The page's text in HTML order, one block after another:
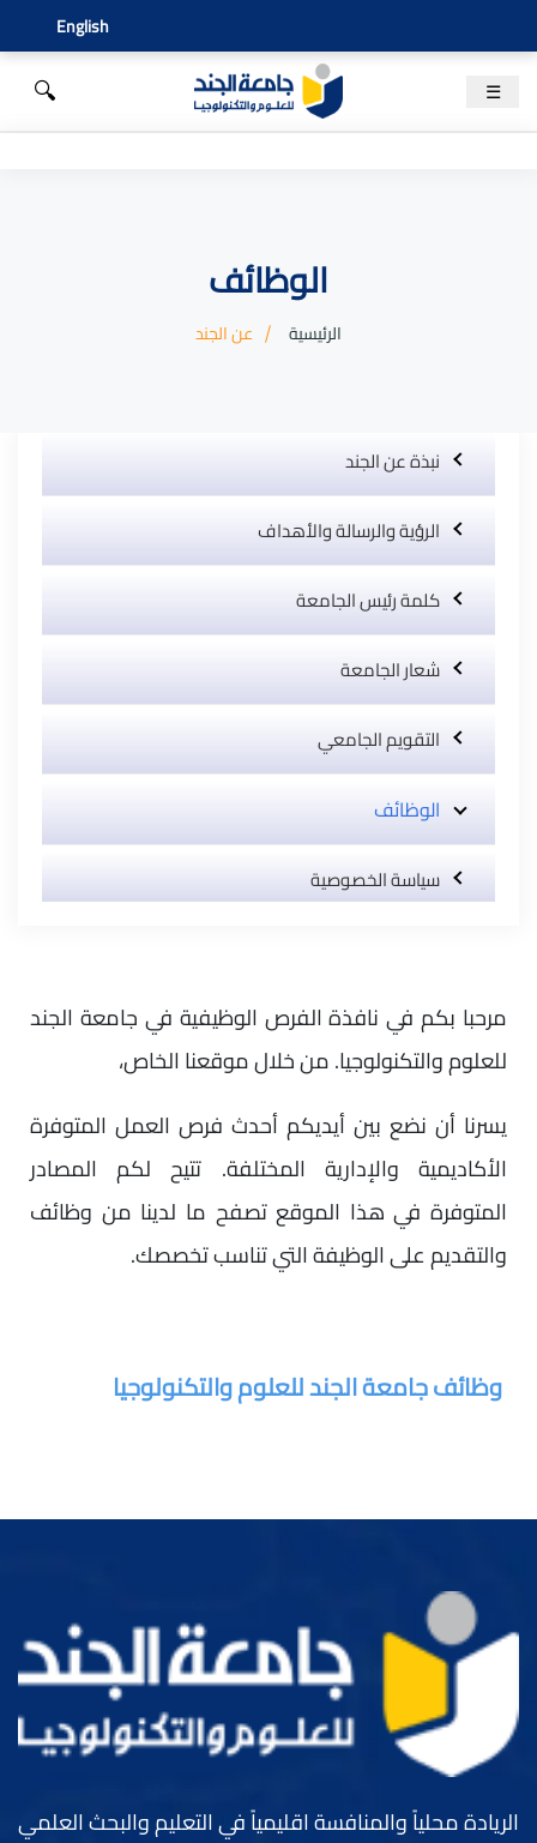
English
☰
🔍
الوظائف
الرئيسية عن الجند
نبذة عن الجند
الرؤية والرسالة والأهداف
كلمة رئيس الجامعة
شعار الجامعة
التقويم الجامعي
الوظائف
سياسة الخصوصية
مرحبا بكم في نافذة الفرص الوظيفية في جامعة الجند
للعلوم والتكنولوجيا. من خلال موقعنا الخاص،
يسرنا أن نضع بين أيديكم أحدث فرص العمل المتوفرة
الأكاديمية والإدارية المختلفة. تتيح لكم المصادر
المتوفرة في هذا الموقع تصفح ما لدينا من وظائف
والتقديم على الوظيفة التي تناسب تخصصك.
وظائف جامعة الجند للعلوم والتكنولوجيا
الريادة محلياً والمنافسة اقليمياً في التعليم والبحث العلمي